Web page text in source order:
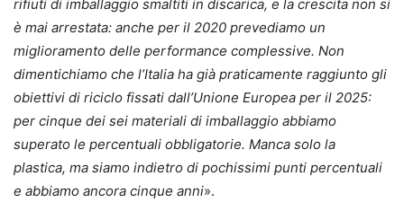
rifiuti di imballaggio smaltiti in discarica, e la crescita non si
è mai arrestata: anche per il 2020 prevediamo un
miglioramento delle performance complessive. Non
dimentichiamo che l’Italia ha già praticamente raggiunto gli
obiettivi di riciclo fissati dall’Unione Europea per il 2025:
per cinque dei sei materiali di imballaggio abbiamo
superato le percentuali obbligatorie. Manca solo la
plastica, ma siamo indietro di pochissimi punti percentuali
e abbiamo ancora cinque anni».